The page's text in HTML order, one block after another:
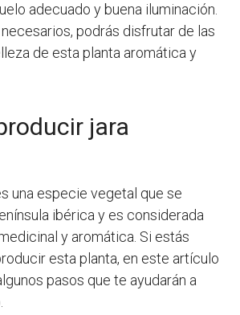
adecuado y buena iluminación.
podrás disfrutar de las
de esta planta aromática y
jara
una especie vegetal que se
ibérica y es considerada
y aromática. Si estás
esta planta, en este artículo
pasos que te ayudarán a